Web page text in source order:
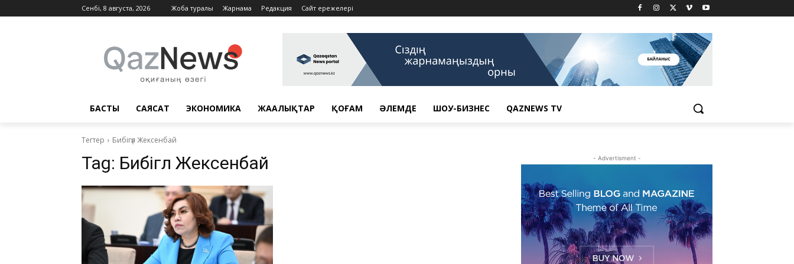
Сенбі, 8 августа, 2026 Жоба туралы Жарнама Редакция Сайт ережелері
БАСТЫ САЯСАТ ЭКОНОМИКА ЖАҢАЛЫҚТАР ҚОҒАМ ӘЛЕМДЕ ШОУ-БИЗНЕС QAZNEWS TV
Тегтер Бибігүл Жексенбай
Tag: Бибігүл Жексенбай - Advertisment -